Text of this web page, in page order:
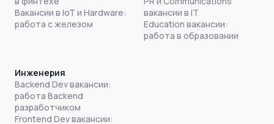
Вакансии в IoT и Hardware:
работа с железом
вакансии в IT
Education вакансии:
работа в образовании
Инженерия
Backend Dev вакансии:
работа Backend
разработчиком
Frontend Dev вакансии: